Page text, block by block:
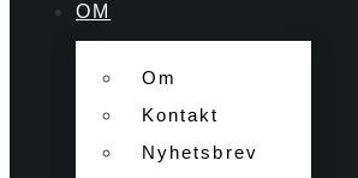
OM
Om
Kontakt
Nyhetsbrev